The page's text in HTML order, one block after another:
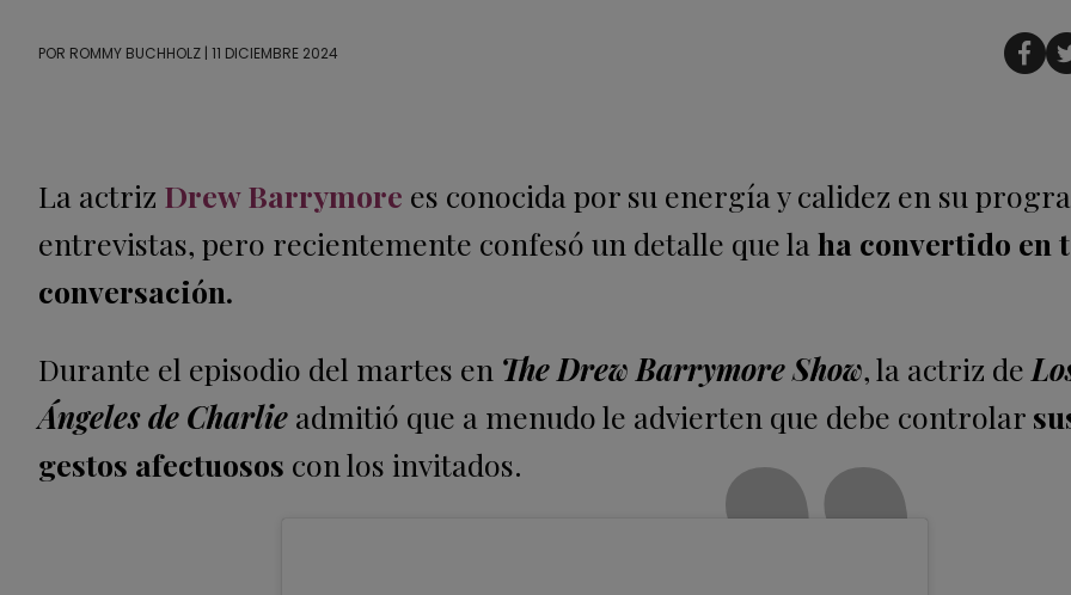
POR ROMMY BUCHHOLZ | 11 DICIEMBRE 2024
La actriz Drew Barrymore es conocida por su energía y calidez en su
entrevistas, pero recientemente confesó un detalle que la ha convertido en
conversación.
Durante el episodio del martes en The Drew Barrymore Show, la actriz de
Ángeles de Charlie admitió que a menudo le advierten que debe controlar
gestos afectuosos con los invitados.